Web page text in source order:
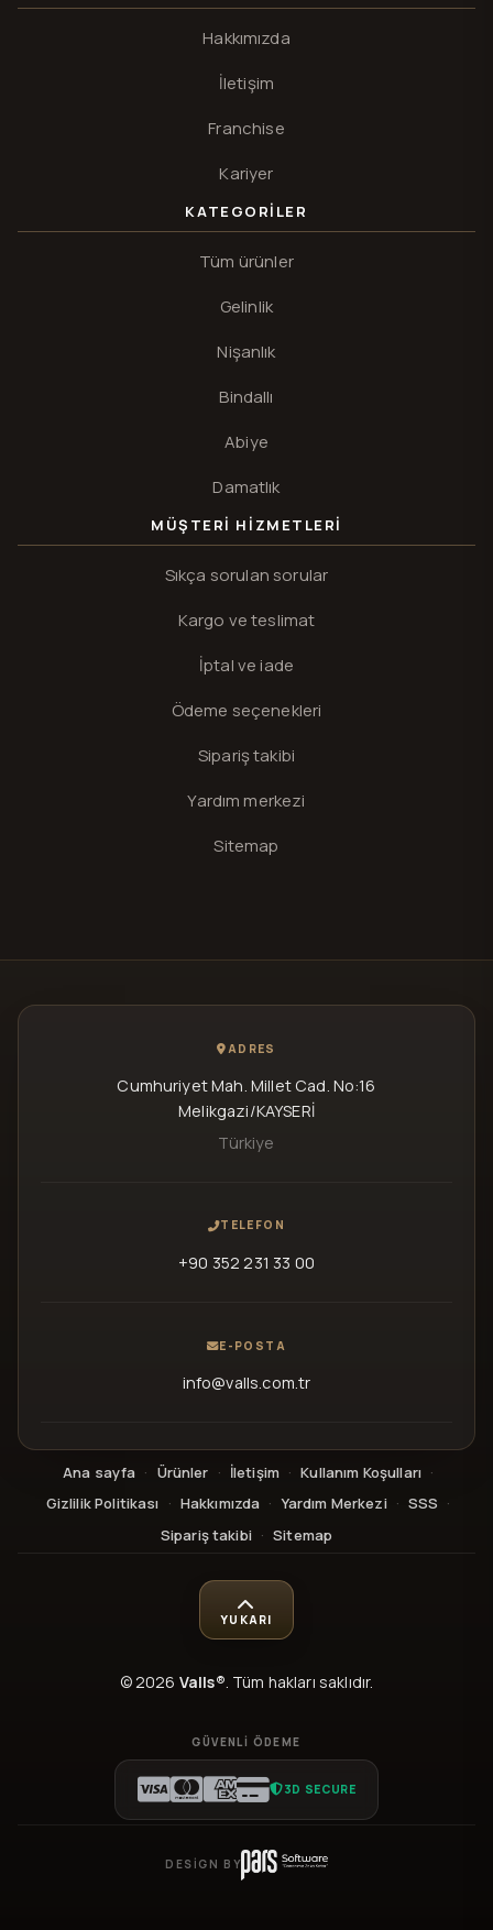
Hakkımızda
İletişim
Franchise
Kariyer
KATEGORILER
Tüm ürünler
Gelinlik
Nişanlık
Bindallı
Abiye
Damatlık
MÜŞTERI HIZMETLERI
Sıkça sorulan sorular
Kargo ve teslimat
İptal ve iade
Ödeme seçenekleri
Sipariş takibi
Yardım merkezi
Sitemap
ADRES
Cumhuriyet Mah. Millet Cad. No:16
Melikgazi/KAYSERİ
Türkiye
TELEFON
+90 352 231 33 00
E-POSTA
info@valls.com.tr
Ana sayfa · Ürünler · İletişim · Kullanım Koşulları ·
Gizlilik Politikası
· Hakkımızda · Yardım Merkezi · SSS ·
Sipariş takibi · Sitemap
© 2026 Valls®. Tüm hakları saklıdır.
YUKARI
GÜVENLI ÖDEME
3D SECURE
DESIGN BY